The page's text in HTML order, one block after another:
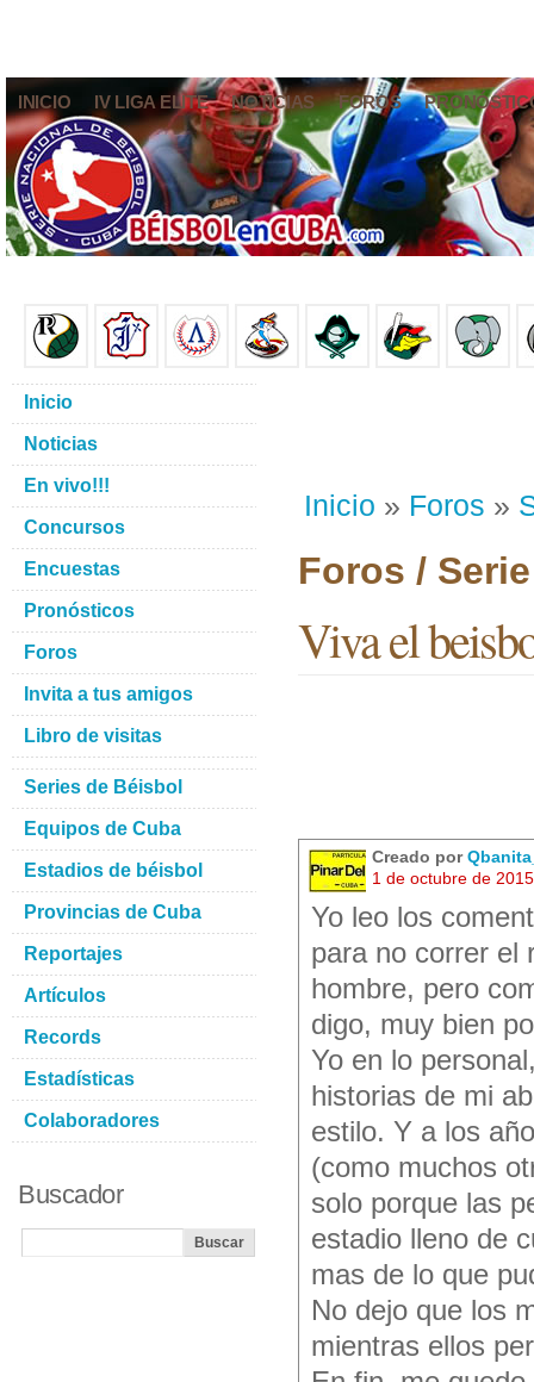
INICIO IV LIGA ELITE NOTICIAS FOROS
Inicio » Foros »
Foros /
Viva el
Creado por
1 de octubre de
Yo leo los
para no correr el
hombre, pero
digo, muy bien
Yo en lo
historias de mi
estilo. Y a los
(como muchos
solo porque las
estadio lleno de
mas de lo que
No dejo que los
mientras ellos
Inicio
Noticias
En vivo!!!
Concursos
Encuestas
Pronósticos
Foros
Invita a tus amigos
Libro de visitas
Series de Béisbol
Equipos de Cuba
Estadios de béisbol
Provincias de Cuba
Reportajes
Artículos
Records
Estadísticas
Colaboradores
Buscador